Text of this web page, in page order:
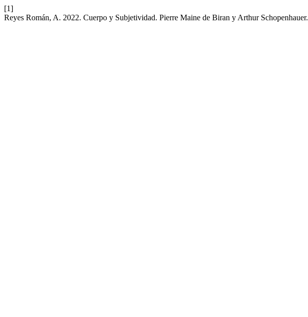
[1]
Reyes Román, A. 2022. Cuerpo y Subjetividad. Pierre Maine de Biran y Arthur Schopenhauer.